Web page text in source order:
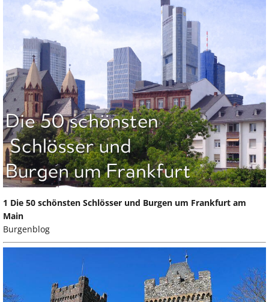
1 Die 50 schönsten Schlösser und Burgen um Frankfurt am
Main
Burgenblog